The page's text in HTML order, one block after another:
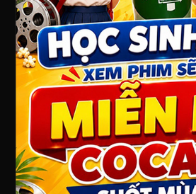
Việt Phú Cinema Vũng Tàu
QUY ĐỊNH CHÍNH SÁCH
Chính sách bảo mật thông tin
Chính sách giá và thanh toán
Chính sách giao nhận
Chính sách đổi trả/ hoàn tiền
PHÂN LOẠI PHỔ BIẾN PHIM
FANPAGE